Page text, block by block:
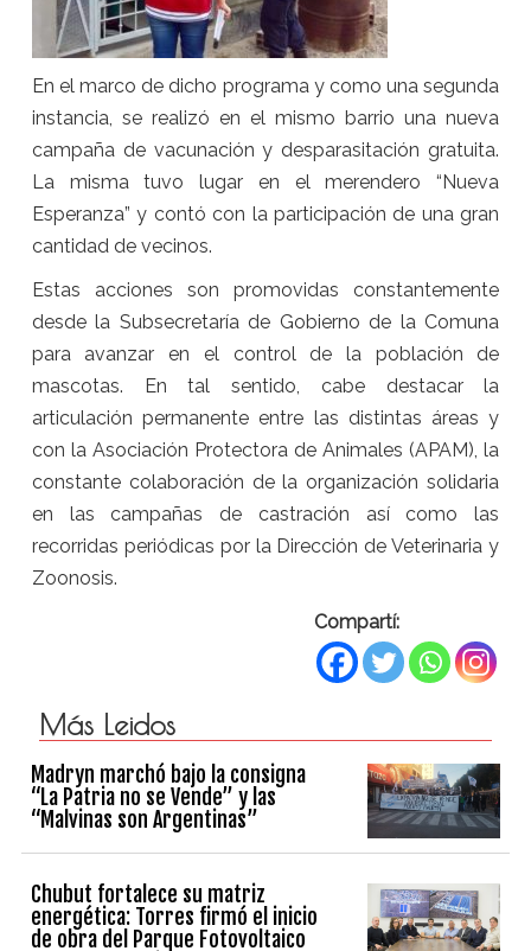
En el marco de dicho programa y como una segunda
instancia, se realizó en el mismo barrio una nueva
campaña de vacunación y desparasitación gratuita.
La misma tuvo lugar en el merendero “Nueva
Esperanza” y contó con la participación de una gran
cantidad de vecinos.
Estas acciones son promovidas constantemente
desde la Subsecretaría de Gobierno de la Comuna
para avanzar en el control de la población de
mascotas. En tal sentido, cabe destacar la
articulación permanente entre las distintas áreas y
con la Asociación Protectora de Animales (APAM), la
constante colaboración de la organización solidaria
en las campañas de castración así como las
recorridas periódicas por la Dirección de Veterinaria y
Zoonosis.
Compartí:
Más Leidos
Madryn marchó bajo la consigna
“La Patria no se Vende” y las
“Malvinas son Argentinas”
Chubut fortalece su matriz
energética: Torres firmó el inicio
de obra del Parque Fotovoltaico